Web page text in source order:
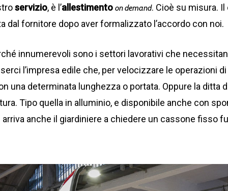
servizio, è l’allestimento on demand. Cioè su misura.
dal fornitore dopo aver formalizzato l’accordo con noi.
innumerevoli sono i settori lavorativi che
l’impresa edile che, per velocizzare le operazioni
una determinata lunghezza o portata. Oppure la ditta
Tipo quella in alluminio, e disponibile anche con
arriva anche il giardiniere a chiedere un cassone fisso